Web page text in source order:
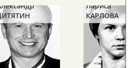
Петр
ТИМЧЕНКО